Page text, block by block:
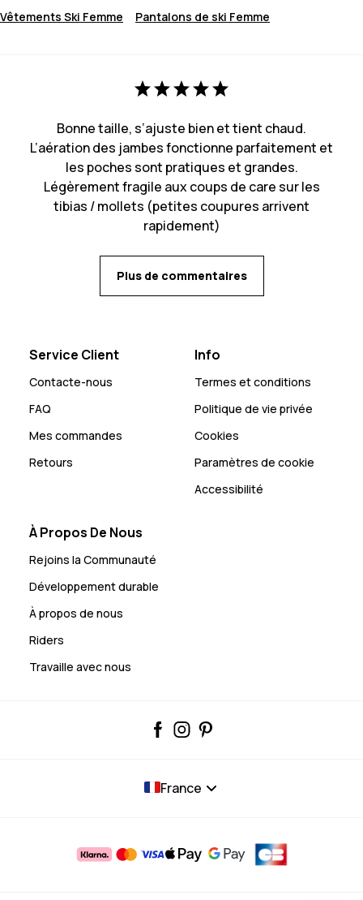
Vêtements Ski Femme Pantalons de ski Femme
Bonne taille, s’ajuste bien et tient chaud.
L’aération des jambes fonctionne parfaitement et
les poches sont pratiques et grandes.
Légèrement fragile aux coups de care sur les
tibias / mollets (petites coupures arrivent
rapidement)
Plus de commentaires
Service Client
Contacte-nous
FAQ
Mes commandes
Retours
Info
Termes et conditions
Politique de vie privée
Cookies
Paramètres de cookie
Accessibilité
À Propos De Nous
Rejoins la Communauté
Développement durable
À propos de nous
Riders
Travaille avec nous
France